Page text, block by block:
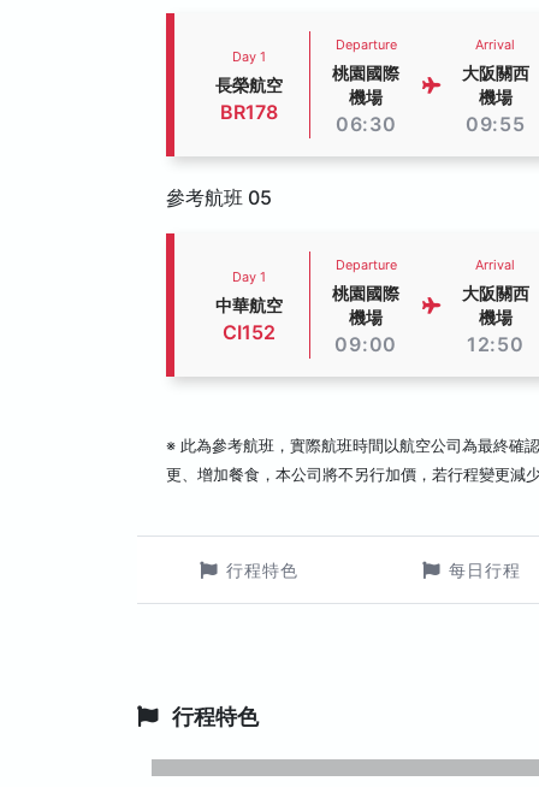
Day 1
長榮航空
BR178
Departure
桃園國際
機場
06:30
Arrival
大阪關西
機場
09:55
參考航班 05
Day 1
中華航空
CI152
Departure
桃園國際
機場
09:00
Arrival
大阪關西
機場
12:50
※ 此為參考航班，實際航班時間以航空公司為最終確
更、增加餐食，本公司將不另行加價，若行程變更減
行程特色 每日行程
行程特色